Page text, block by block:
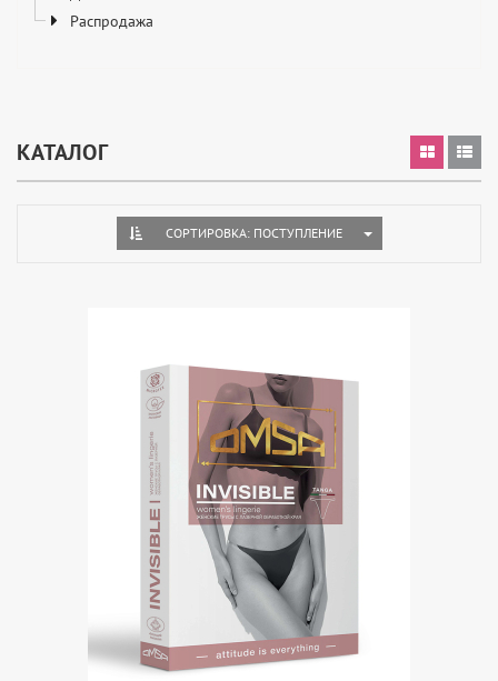
Распродажа
КАТАЛОГ
СОРТИРОВКА: ПОСТУПЛЕНИЕ TOGGLE DROPDOWN